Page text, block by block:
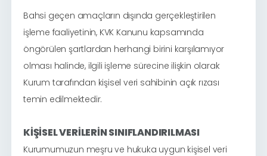
Bahsi geçen amaçların dışında gerçekleştirilen
işleme faaliyetinin, KVK Kanunu kapsamında
öngörülen şartlardan herhangi birini karşılamıyor
olması halinde, ilgili işleme sürecine ilişkin olarak
Kurum tarafından kişisel veri sahibinin açık rızası
temin edilmektedir.
KİŞİSEL VERİLERİN SINIFLANDIRILMASI
Kurumumuzun meşru ve hukuka uygun kişisel veri